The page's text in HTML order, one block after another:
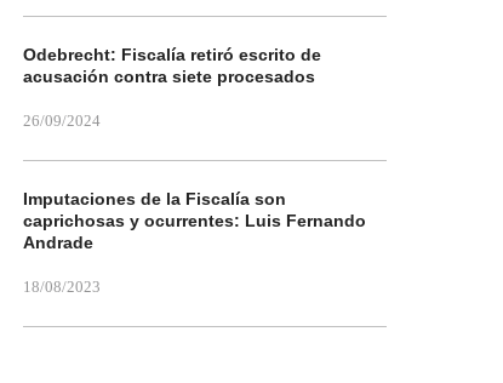
Odebrecht: Fiscalía retiró escrito de
acusación contra siete procesados
26/09/2024
Imputaciones de la Fiscalía son
caprichosas y ocurrentes: Luis Fernando
Andrade
18/08/2023